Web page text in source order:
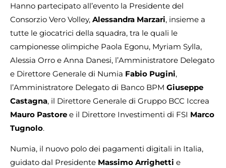
Hanno partecipato all’evento la Presidente del
Consorzio Vero Volley, Alessandra Marzari, insieme a
tutte le giocatrici della squadra, tra le quali le
campionesse olimpiche Paola Egonu, Myriam Sylla,
Alessia Orro e Anna Danesi, l’Amministratore Delegato
e Direttore Generale di Numia Fabio Pugini,
l’Amministratore Delegato di Banco BPM Giuseppe
Castagna, il Direttore Generale di Gruppo BCC Iccrea
Mauro Pastore e il Direttore Investimenti di FSI Marco
Tugnolo.
Numia, il nuovo polo dei pagamenti digitali in Italia,
guidato dal Presidente Massimo Arrighetti e